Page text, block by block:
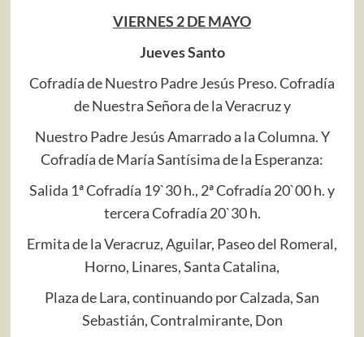
VIERNES 2 DE MAYO
Jueves Santo
Cofradía de Nuestro Padre Jesús Preso. Cofradía
de Nuestra Señora de la Veracruz y
Nuestro Padre Jesús Amarrado a la Columna. Y
Cofradía de María Santísima de la Esperanza:
Salida 1ª Cofradía 19`30 h., 2ª Cofradía 20`00 h. y
tercera Cofradía 20`30 h.
Ermita de la Veracruz, Aguilar, Paseo del Romeral,
Horno, Linares, Santa Catalina,
Plaza de Lara, continuando por Calzada, San
Sebastián, Contralmirante, Don